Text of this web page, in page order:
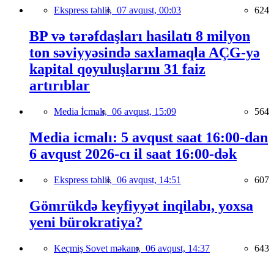
Ekspress təhlil, 07 avqust, 00:03 624
BP və tərəfdaşları hasilatı 8 milyon
ton səviyyəsində saxlamaqla AÇG-yə
kapital qoyuluşlarını 31 faiz
artırıblar
Media İcmalı, 06 avqust, 15:09 564
Media icmalı: 5 avqust saat 16:00-dan
6 avqust 2026-cı il saat 16:00-dək
Ekspress təhlil, 06 avqust, 14:51 607
Gömrükdə keyfiyyət inqilabı, yoxsa
yeni bürokratiya?
Keçmiş Sovet məkanı, 06 avqust, 14:37 643